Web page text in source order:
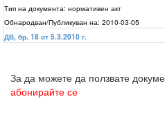
Тип на документа: нормативен акт
Обнародван/Публикуван на: 2010-03-05
ДВ, бр. 18 от 5.3.2010 г.
За да можете да ползвате
абонирайте се